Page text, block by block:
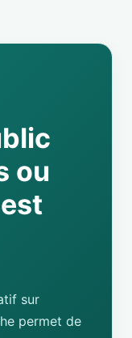
ou
sur
permet de